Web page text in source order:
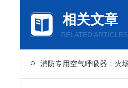
相关文章
RELATED ARTICLES